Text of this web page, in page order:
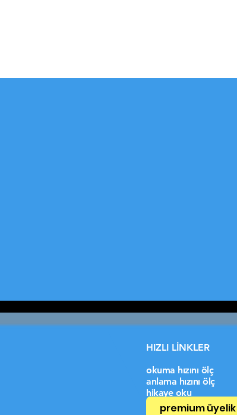
HIZLI LİNKLER
okuma hızını ölç
anlama hızını ölç
hikaye oku
premium üyelik